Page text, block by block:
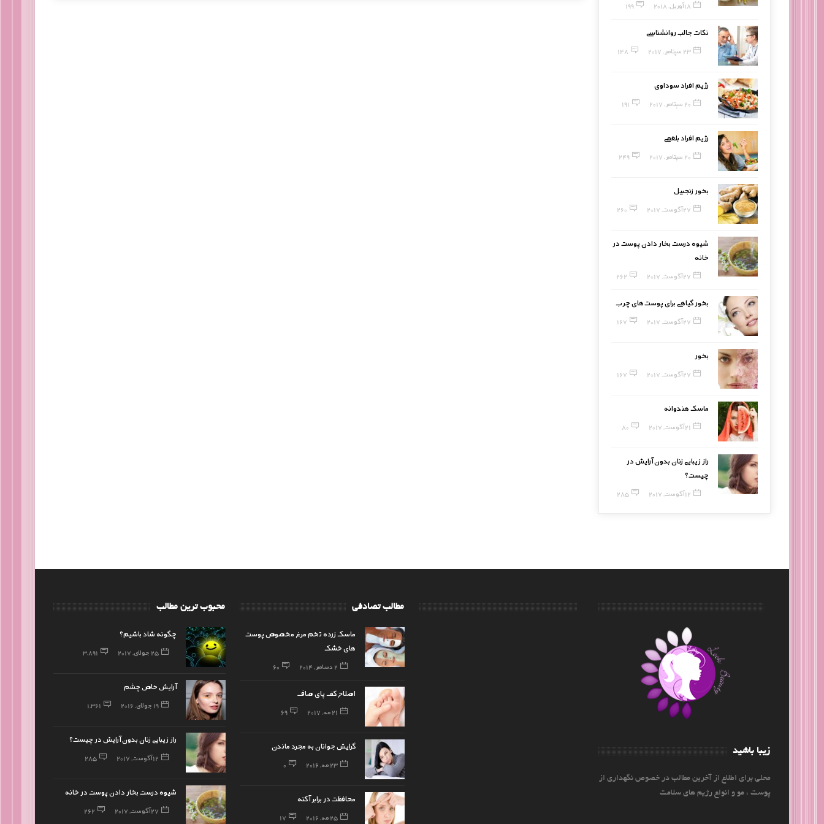
18 آوریل, 2018 199
نکات جالب روانشناسی
23 سپتامبر, 2017 148
رژیم افراد سوداوی
20 سپتامبر, 2017 191
رژیم افراد بلغمی
20 سپتامبر, 2017 249
بخور زنجبیل
27 آگوست, 2017 260
شیوه درست بخار دادن پوست در
خانه
27 آگوست, 2017 262
بخور گیاهی برای پوست‌های چرب
27 آگوست, 2017 167
بخور
27 آگوست, 2017 167
ماسک هندوانه
21 آگوست, 2017 80
راز زیبایی زنان بدون آرایش در
چیست؟
12 آگوست, 2017 285
محبوب ترین مطالب
چگونه شاد باشیم؟
25 جولای, 2017 3,891
آرایش خاص چشم
19 جولای, 2016 1,361
راز زیبایی زنان بدون آرایش در چیست؟
12 آگوست, 2017 285
شیوه درست بخار دادن پوست در خانه
27 آگوست, 2017 262
مطالب تصادفی
ماسک زرده تخم مرغ مخصوص پوست
های خشک
2 دسامبر, 2014 60
اصلاح کف پای صاف
21 مه, 2017 69
گرایش جوانان به مجرد ماندن
23 مه, 2016 0
محافظت در برابر آکنه
25 مه, 2016 17
زیبا باشید
محلی برای اطلاع از آخرین مطالب در خصوص نگهداری از
پوست ، مو و انواع رژیم های سلامت